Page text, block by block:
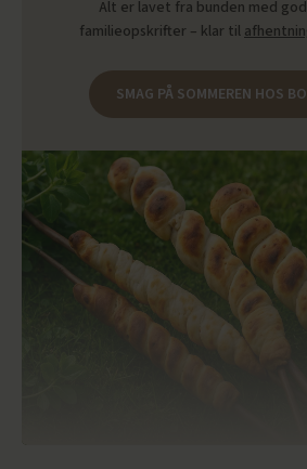
Alt er lavet fra bunden med
familieopskrifter – klar til
SMAG PÅ SOMMEREN HOS